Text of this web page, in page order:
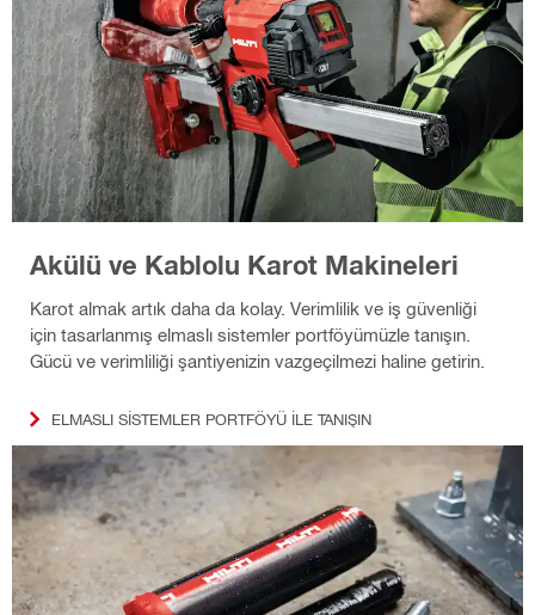
Akülü ve Kablolu Karot Makineleri
Karot almak artık daha da kolay. Verimlilik ve iş güvenliği
için tasarlanmış elmaslı sistemler portföyümüzle tanışın.
Gücü ve verimliliği şantiyenizin vazgeçilmezi haline getirin.
ELMASLI SISTEMLER PORTFÖYÜ ILE TANIŞIN